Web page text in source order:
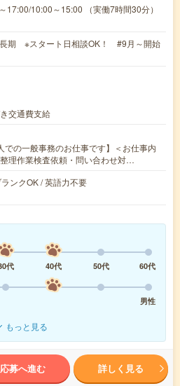
17:00/10:00～15:00 （実働7時間30分）
期 ※スタート日相談OK！ #9月～開始
交通費支給
での一般事務のお仕事です】＜お仕事内
理作業検査依頼・問い合わせ対…
ンクOK / 英語力不要
代 40代 50代
60代
男性
もっと見る
応募へ進む 詳しく見る